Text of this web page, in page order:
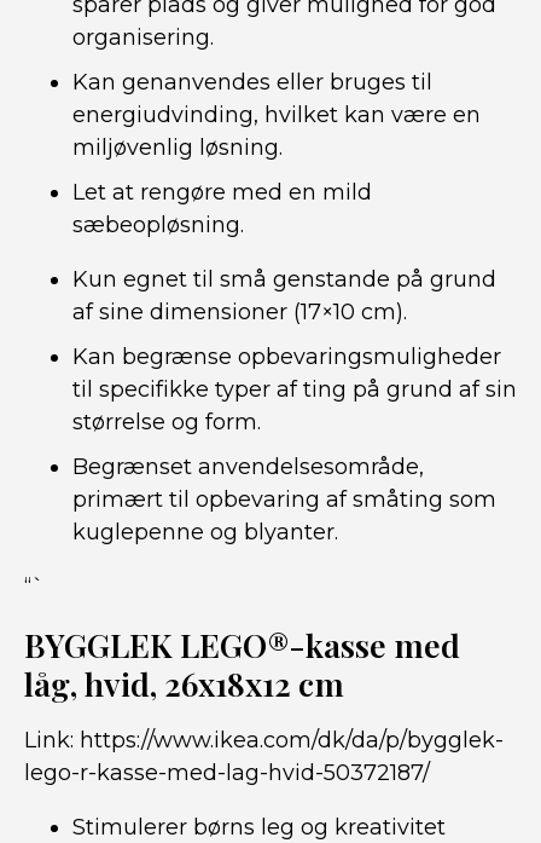
organisering.
Kan genanvendes eller bruges til
energiudvinding, hvilket kan være en
miljøvenlig løsning.
Let at rengøre med en mild
sæbeopløsning.
Kun egnet til små genstande på grund
af sine dimensioner (17×10 cm).
Kan begrænse opbevaringsmuligheder
til specifikke typer af ting på grund af sin
størrelse og form.
Begrænset anvendelsesområde,
primært til opbevaring af småting som
kuglepenne og blyanter.
“`
BYGGLEK LEGO®-kasse med
låg, hvid, 26x18x12 cm
Link: https://www.ikea.com/dk/da/p/bygglek-
lego-r-kasse-med-lag-hvid-50372187/
Stimulerer børns leg og kreativitet